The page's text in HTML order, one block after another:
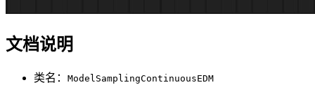
文档说明
类名： ModelSamplingContinuousEDM